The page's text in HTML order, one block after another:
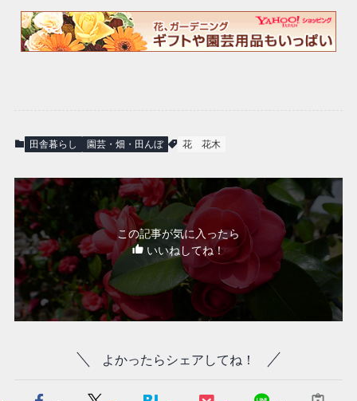
田舎暮らし 園芸・畑・田んぼ 花 花木
この記事が気に入ったら
いいねしてね！
よかったらシェアしてね！